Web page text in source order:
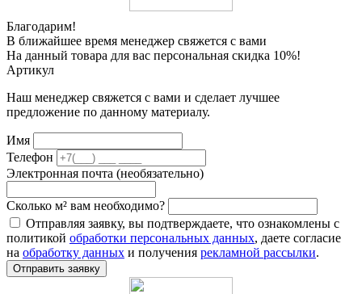
Благодарим!
В ближайшее время менеджер свяжется с вами
На данный товара для вас персональная скидка 10%!
Артикул
Наш менеджер свяжется с вами и сделает лучшее
предложение по данному материалу.
Имя
Телефон
Электронная почта (необязательно)
Сколько м² вам необходимо?
Отправляя заявку, вы подтверждаете, что ознакомлены с
политикой обработки персональных данных, даете согласие
на обработку данных и получения рекламной рассылки.
Отправить заявку